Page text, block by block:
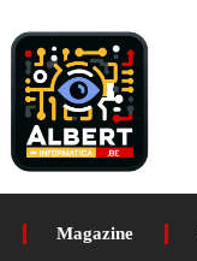
Magazine